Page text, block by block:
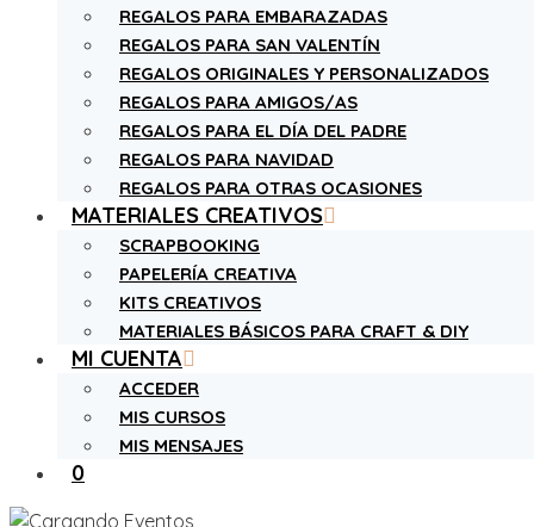
REGALOS PARA EMBARAZADAS
REGALOS PARA SAN VALENTÍN
REGALOS ORIGINALES Y PERSONALIZADOS
REGALOS PARA AMIGOS/AS
REGALOS PARA EL DÍA DEL PADRE
REGALOS PARA NAVIDAD
REGALOS PARA OTRAS OCASIONES
MATERIALES CREATIVOS
SCRAPBOOKING
PAPELERÍA CREATIVA
KITS CREATIVOS
MATERIALES BÁSICOS PARA CRAFT & DIY
MI CUENTA
ACCEDER
MIS CURSOS
MIS MENSAJES
0